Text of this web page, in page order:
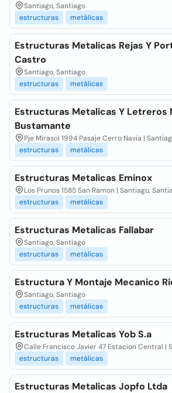
Santiago, Santiago
estructuras
metálicas
Estructuras Metalicas Rejas Y
Castro
Santiago, Santiago
estructuras
metálicas
Estructuras Metalicas Y Letreros
Bustamante
Pje Mirasol 1994 Pasaje Cerro Navia |
estructuras
metálicas
Estructuras Metalicas Eminox
Los Prunos 1585 San Ramon | Santiago,
estructuras
metálicas
Estructuras Metalicas Fallabar
Santiago, Santiago
estructuras
metálicas
Estructura Y Montaje Mecanico
Santiago, Santiago
estructuras
metálicas
Estructuras Metalicas Yob S.a
Calle Francisco Javier 47 Estacion Central |
estructuras
metálicas
Estructuras Metalicas Jopfo Ltda